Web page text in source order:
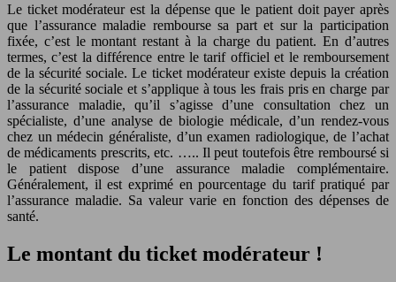
Le ticket modérateur est la dépense que le patient doit payer après
que l’assurance maladie rembourse sa part et sur la participation
fixée, c’est le montant restant à la charge du patient. En d’autres
termes, c’est la différence entre le tarif officiel et le remboursement
de la sécurité sociale. Le ticket modérateur existe depuis la création
de la sécurité sociale et s’applique à tous les frais pris en charge par
l’assurance maladie, qu’il s’agisse d’une consultation chez un
spécialiste, d’une analyse de biologie médicale, d’un rendez-vous
chez un médecin généraliste, d’un examen radiologique, de l’achat
de médicaments prescrits, etc. ….. Il peut toutefois être remboursé si
le patient dispose d’une assurance maladie complémentaire.
Généralement, il est exprimé en pourcentage du tarif pratiqué par
l’assurance maladie. Sa valeur varie en fonction des dépenses de
santé.
Le montant du ticket modérateur !